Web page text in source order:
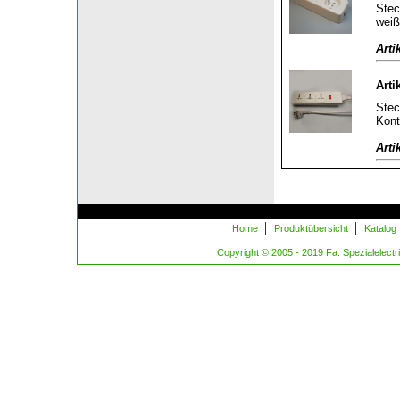
weiß
Home | Produktübersicht | Katalog
Copyright © 2005 - 2019 Fa.